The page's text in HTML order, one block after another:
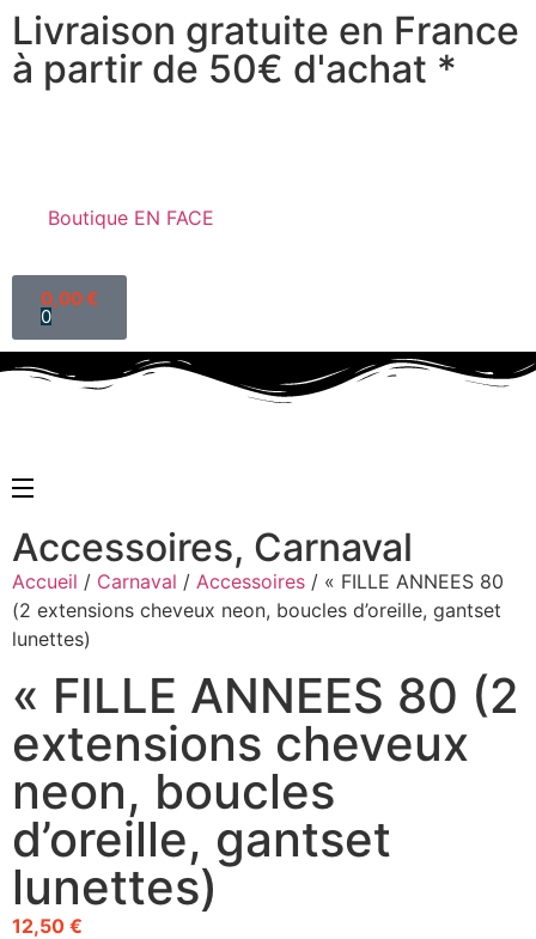
Livraison gratuite en France
à partir de 50€ d'achat *
Boutique EN FACE
0,00€
0
Accessoires, Carnaval
Accueil / Carnaval / Accessoires / « FILLE ANNEES 80
(2 extensions cheveux neon, boucles d’oreille, gantset
lunettes)
« FILLE ANNEES 80 (2
extensions cheveux
neon, boucles
d’oreille, gantset
lunettes)
12,50 €